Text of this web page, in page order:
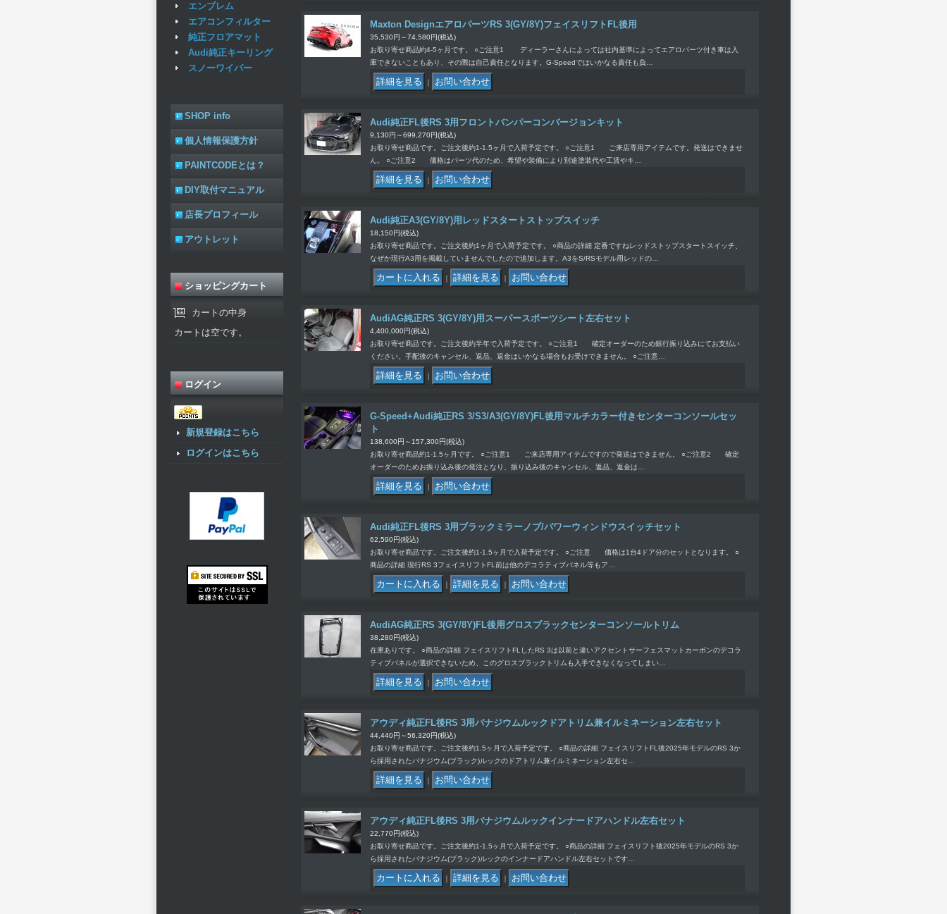
エンブレム
エアコンフィルター
純正フロアマット
Audi純正キーリング
スノーワイパー
SHOP info
個人情報保護方針
PAINTCODEとは？
DIY取付マニュアル
店長プロフィール
アウトレット
ショッピングカート
カートの中身
カートは空です。
ログイン
新規登録はこちら
ログインはこちら
Maxton DesignエアロパーツRS 3(GY/8Y)フェイスリフトFL後用
35,530円～74,580円(税込)
お取り寄せ商品約4-5ヶ月です。 ○ご注意1 ディーラーさんによっては社内基準によってエアロパーツ付き車は入
庫できないこともあり、その際は自己責任となります。G-Speedではいかなる責任も負…
｜
Audi純正FL後RS 3用フロントバンパーコンバージョンキット
9,130円～699,270円(税込)
お取り寄せ商品です。ご注文後約1-1.5ヶ月で入荷予定です。 ○ご注意1 ご来店専用アイテムです。発送はできませ
ん。 ○ご注意2 価格はパーツ代のため、希望や装備により別途塗装代や工賃やキ…
｜
Audi純正A3(GY/8Y)用レッドスタートストップスイッチ
18,150円(税込)
お取り寄せ商品です。ご注文後約1ヶ月で入荷予定です。 ○商品の詳細 定番ですねレッドストップスタートスイッチ、
なぜか現行A3用を掲載していませんでしたので追加します。A3をS/RSモデル用レッドの…
｜ ｜
AudiAG純正RS 3(GY/8Y)用スーパースポーツシート左右セット
4,400,000円(税込)
お取り寄せ商品です。ご注文後約半年で入荷予定です。 ○ご注意1 確定オーダーのため銀行振り込みにてお支払い
ください。手配後のキャンセル、返品、返金はいかなる場合もお受けできません。 ○ご注意…
｜
G-Speed+Audi純正RS 3/S3/A3(GY/8Y)FL後用マルチカラー付きセンターコンソールセッ
ト
138,600円～157,300円(税込)
お取り寄せ商品約1-1.5ヶ月です。 ○ご注意1 ご来店専用アイテムですので発送はできません。 ○ご注意2 確定
オーダーのためお振り込み後の発注となり、振り込み後のキャンセル、返品、返金は…
｜
Audi純正FL後RS 3用ブラックミラーノブ/パワーウィンドウスイッチセット
62,590円(税込)
お取り寄せ商品です。ご注文後約1-1.5ヶ月で入荷予定です。 ○ご注意 価格は1台4ドア分のセットとなります。 ○
商品の詳細 現行RS 3フェイスリフトFL前は他のデコラティブパネル等もア…
｜ ｜
AudiAG純正RS 3(GY/8Y)FL後用グロスブラックセンターコンソールトリム
38,280円(税込)
在庫ありです。 ○商品の詳細 フェイスリフトFLしたRS 3は以前と違いアクセントサーフェスマットカーボンのデコラ
ティブパネルが選択できないため、このグロスブラックトリムも入手できなくなってしまい…
｜
アウディ純正FL後RS 3用バナジウムルックドアトリム兼イルミネーション左右セット
44,440円～56,320円(税込)
お取り寄せ商品です。ご注文後約1.5ヶ月で入荷予定です。 ○商品の詳細 フェイスリフトFL後2025年モデルのRS 3か
ら採用されたバナジウム(ブラック)ルックのドアトリム兼イルミネーション左右セ…
｜
アウディ純正FL後RS 3用バナジウムルックインナードアハンドル左右セット
22,770円(税込)
お取り寄せ商品です。ご注文後約1-1.5ヶ月で入荷予定です。 ○商品の詳細 フェイスリフト後2025年モデルのRS 3か
ら採用されたバナジウム(ブラック)ルックのインナードアハンドル左右セットです…
｜ ｜